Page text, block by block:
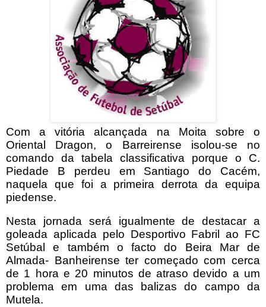
Com a vitória alcançada na Moita sobre o
Oriental Dragon, o Barreirense isolou-se no
comando da tabela classificativa porque o C.
Piedade B perdeu em Santiago do Cacém,
naquela que foi a primeira derrota da equipa
piedense.
Nesta jornada será igualmente de destacar a
goleada aplicada pelo Desportivo Fabril ao FC
Setúbal e também o facto do Beira Mar de
Almada- Banheirense ter começado com cerca
de 1 hora e 20 minutos de atraso devido a um
problema em uma das balizas do campo da
Mutela.